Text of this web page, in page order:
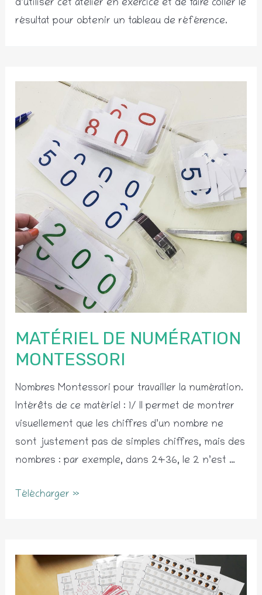
d’utiliser cet atelier en exercice et de faire coller le
résultat pour obtenir un tableau de référence.
MATÉRIEL DE NUMÉRATION
MONTESSORI
Nombres Montessori pour travailler la numération.
Intérêts de ce matériel : 1/ Il permet de montrer
visuellement que les chiffres d’un nombre ne
sont justement pas de simples chiffres, mais des
nombres : par exemple, dans 2436, le 2 n’est …
Matériel
Télécharger »